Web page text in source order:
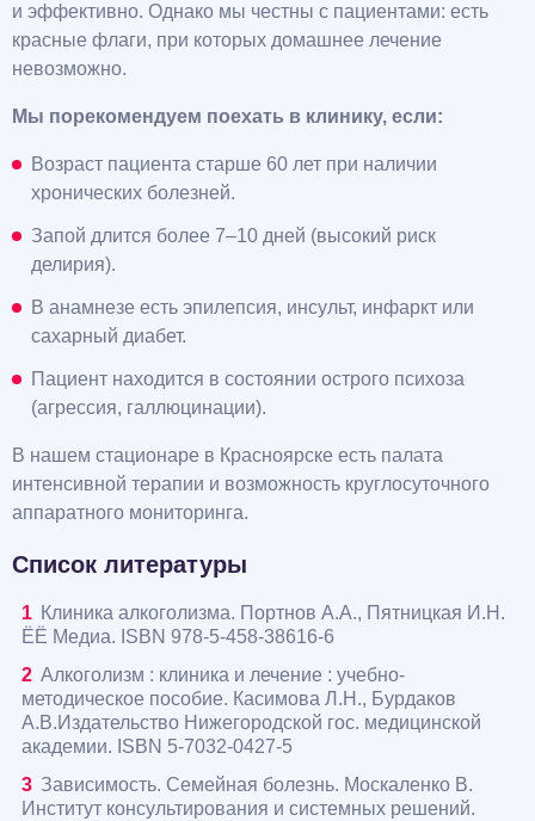
и эффективно. Однако мы честны с пациентами: есть
красные флаги, при которых домашнее лечение
невозможно.
Мы порекомендуем поехать в клинику, если:
Возраст пациента старше 60 лет при наличии
хронических болезней.
Запой длится более 7–10 дней (высокий риск
делирия).
В анамнезе есть эпилепсия, инсульт, инфаркт или
сахарный диабет.
Пациент находится в состоянии острого психоза
(агрессия, галлюцинации).
В нашем стационаре в Красноярске есть палата
интенсивной терапии и возможность круглосуточного
аппаратного мониторинга.
Список литературы
Клиника алкоголизма. Портнов А.А., Пятницкая И.Н.
ЁЁ Медиа. ISBN 978-5-458-38616-6
Алкоголизм : клиника и лечение : учебно-
методическое пособие. Касимова Л.Н., Бурдаков
А.В.Издательство Нижегородской гос. медицинской
академии. ISBN 5-7032-0427-5
Зависимость. Семейная болезнь. Москаленко В.
Институт консультирования и системных решений.